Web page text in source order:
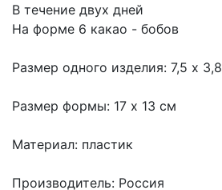
В течение двух дней
На форме 6 какао - бобов
Размер одного изделия: 7,5 х
Размер формы: 17 х 13 см
Материал: пластик
Производитель: Россия